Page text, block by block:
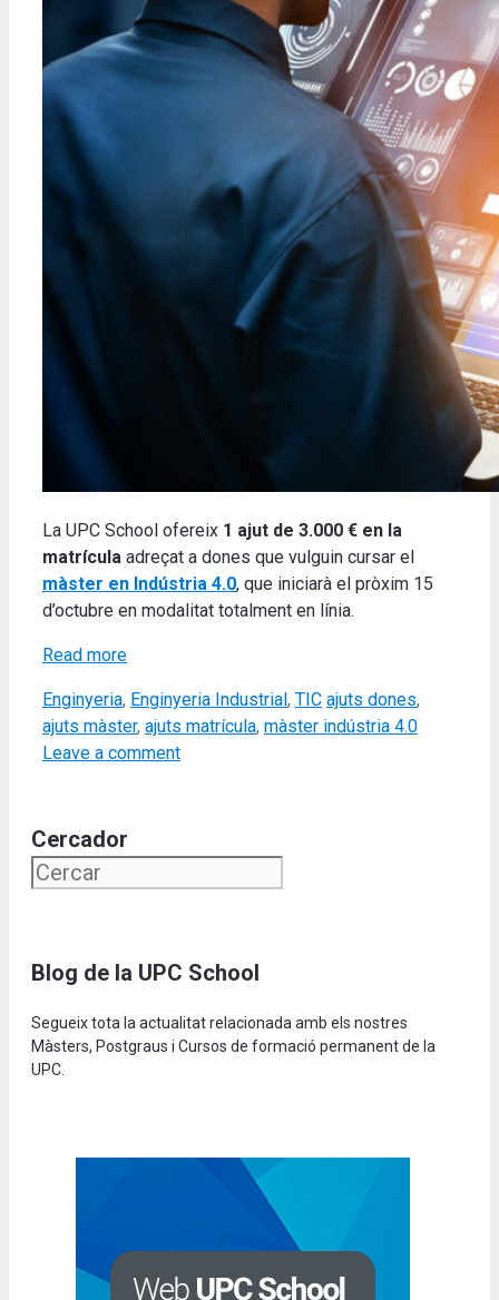
La UPC School ofereix 1 ajut de 3.000 € en la
matrícula adreçat a dones que vulguin cursar el
màster en Indústria 4.0, que iniciarà el pròxim 15
d’octubre en modalitat totalment en línia.
Read more
Categories
Enginyeria, Enginyeria Industrial , TIC Tags
ajuts dones,
ajuts màster, ajuts matrícula, màster indústria 4.0
Leave a comment
Cercador
Blog de la UPC School
Segueix tota la actualitat relacionada amb els nostres
Màsters, Postgraus i Cursos de formació permanent de la
UPC.